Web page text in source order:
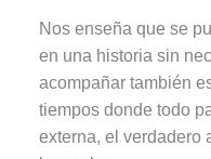
Nos enseña que se
en una historia sin
acompañar también
tiempos donde todo
externa, el verdadero